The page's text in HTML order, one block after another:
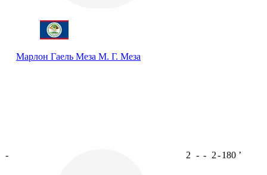
Марлон Гаель Меза М. Г. Меза
- 2 - - 2-180 ʼ